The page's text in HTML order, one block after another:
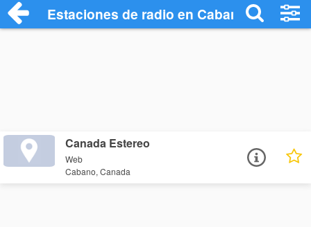
Estaciones de radio en Cabano -
Canada Estereo
Web
Cabano, Canada